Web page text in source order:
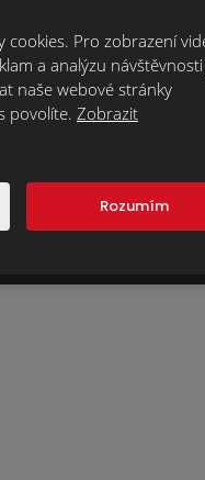
Pro zobrazení
a analýzu
naše webové stránky
povolíte. Zobrazit
Rozumím